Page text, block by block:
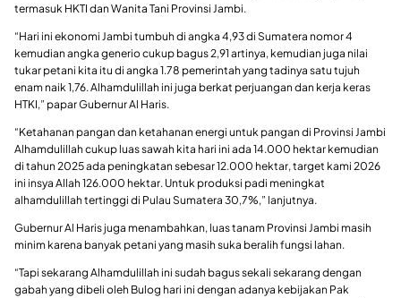
termasuk HKTI dan Wanita Tani Provinsi Jambi.
“Hari ini ekonomi Jambi tumbuh di angka 4,93 di Sumatera nomor 4
kemudian angka generio cukup bagus 2,91 artinya, kemudian juga nilai
tukar petani kita itu di angka 1.78 pemerintah yang tadinya satu tujuh
enam naik 1,76. Alhamdulillah ini juga berkat perjuangan dan kerja keras
HTKI,” papar Gubernur Al Haris.
“Ketahanan pangan dan ketahanan energi untuk pangan di Provinsi Jambi
Alhamdulillah cukup luas sawah kita hari ini ada 14.000 hektar kemudian
di tahun 2025 ada peningkatan sebesar 12.000 hektar, target kami 2026
ini insya Allah 126.000 hektar. Untuk produksi padi meningkat
alhamdulillah tertinggi di Pulau Sumatera 30,7%,” lanjutnya.
Gubernur Al Haris juga menambahkan, luas tanam Provinsi Jambi masih
minim karena banyak petani yang masih suka beralih fungsi lahan.
“Tapi sekarang Alhamdulillah ini sudah bagus sekali sekarang dengan
gabah yang dibeli oleh Bulog hari ini dengan adanya kebijakan Pak